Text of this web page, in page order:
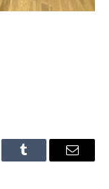
Tumblr Email